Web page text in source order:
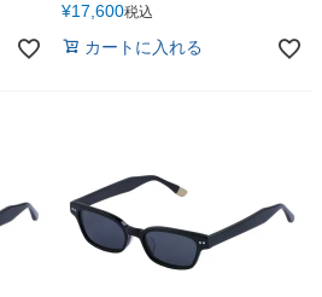
¥17,600税込
カートに入れる